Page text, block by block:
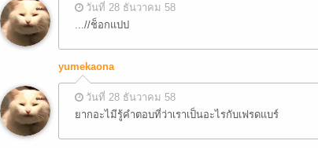
วันที่ 28 ธันวาคม 58
...//ช็อกแปป
yumekaona
วันที่ 28 ธันวาคม 58
ยากอะไมีรู้คำตอบที่ว่าเราเป็นอะไรกับเฟรดแบร์